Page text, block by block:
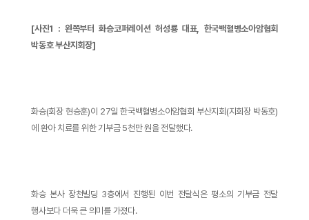
[사진1 : 왼쪽부터 화승코퍼레이션 허성룡 대표, 한국백혈병소아암협회
박동호 부산지회장]
화승(회장 현승훈)이 27일 한국백혈병소아암협회 부산지회(지회장 박동호)
에 환아 치료를 위한 기부금 5천만 원을 전달했다.
화승 본사 장천빌딩 3층에서 진행된 이번 전달식은 평소의 기부금 전달
행사보다 더욱 큰 의미를 가졌다.